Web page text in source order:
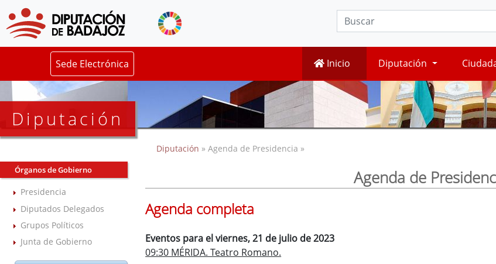
Sede Electrónica Inicio Diputación
Diputación
Órganos de Gobierno
Presidencia
Diputados Delegados
Grupos Políticos
Junta de Gobierno
Diputación » Agenda de Presidencia »
Agenda de
Agenda completa
Eventos para el viernes, 21 de julio de 2023
09:30 MÉRIDA. Teatro Romano.